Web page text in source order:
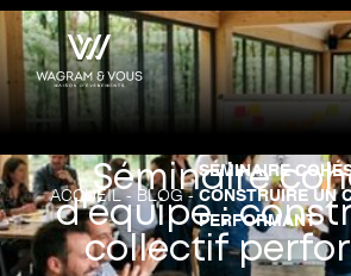
Séminaire
d'équipe :
collectif
ACCUEIL- BLOG-
SÉMINAIRE
CONSTRUIRE UN
PERFORMANT